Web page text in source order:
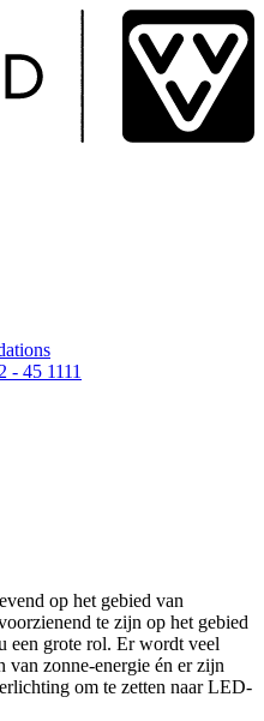
- 45 1111
op het gebied van
te zijn op het gebied
een grote rol. Er wordt veel
van zonne-energie én er zijn
om te zetten naar LED-